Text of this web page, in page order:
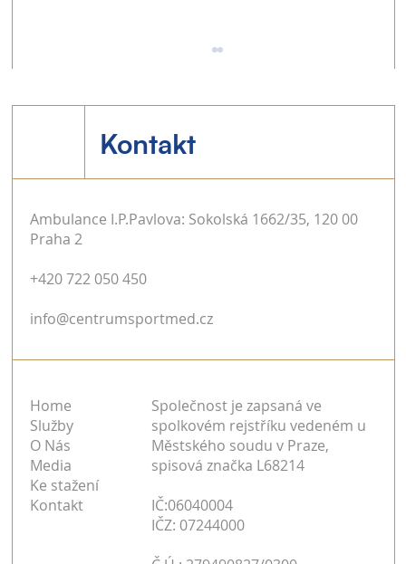
a organizovaná kriminální činnost
Kontakt
Home
Služby
O Nás
Media
Ke stažení
Kontakt
Společnost je zapsaná ve
spolkovém rejstříku vedeném u
Městského soudu v Praze,
spisová značka L68214
IČ:06040004
IČZ: 07244000
Ambulance I.P.Pavlova: Sokolská 1662/35, 120 00
Praha 2
+420 722 050 450
info@centrumsportmed.cz